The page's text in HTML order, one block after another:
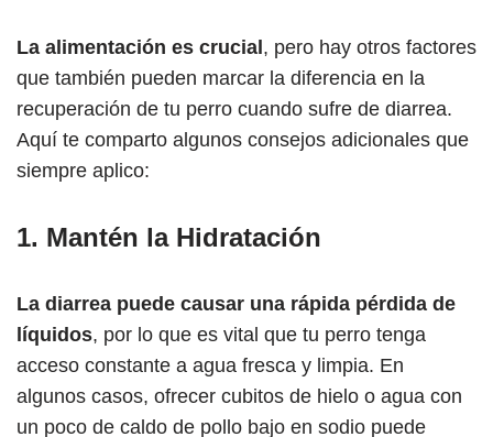
La alimentación es crucial, pero hay otros factores
que también pueden marcar la diferencia en la
recuperación de tu perro cuando sufre de diarrea.
Aquí te comparto algunos consejos adicionales que
siempre aplico:
1. Mantén la Hidratación
La diarrea puede causar una rápida pérdida de
líquidos, por lo que es vital que tu perro tenga
acceso constante a agua fresca y limpia. En
algunos casos, ofrecer cubitos de hielo o agua con
un poco de caldo de pollo bajo en sodio puede